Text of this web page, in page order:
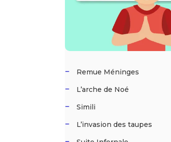
Remue Méninges
L’arche de Noé
Simili
L’invasion des taupes